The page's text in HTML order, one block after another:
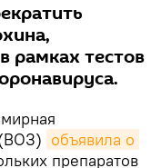
рамках тестов
объявила о
препаратов